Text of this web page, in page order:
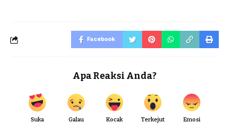
Facebook
Apa Reaksi Anda?
Suka Galau Kocak Terkejut Emosi